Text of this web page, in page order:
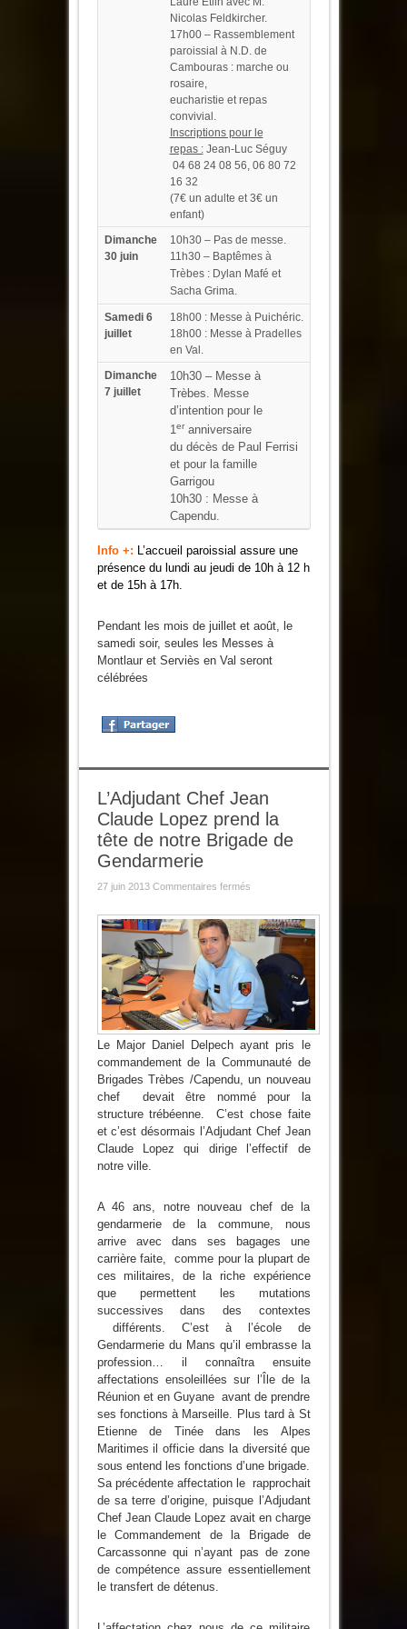
Nicolas Feldkircher.
17h00 – Rassemblement
paroissial à N.D. de
Cambouras : marche ou
rosaire,
eucharistie et repas
convivial.
Inscriptions pour le
repas :Jean-Luc Séguy
04 68 24 08 56, 06 80 72
16 32
(7€ un adulte et 3€ un
enfant)
Dimanche
30 juin
10h30 – Pas de messe.
11h30 – Baptêmes à
Trèbes : Dylan Mafé et
Sacha Grima.
Samedi 6
juillet
18h00 : Messe à Puichéric.
18h00 : Messe à Pradelles
en Val.
Dimanche
7 juillet
10h30 – Messe à
Trèbes. Messe
d’intention pour le
1eranniversaire
du décès de Paul Ferrisi
et pour la famille
Garrigou
10h30 : Messe à
Capendu.
Info +: L’accueil paroissial assure une
présence du lundi au jeudi de 10h à 12 h
et de 15h à 17h.
Pendant les mois de juillet et août, le
samedi soir, seules les Messes à
Montlaur et Serviès en Val seront
célébrées
L’Adjudant Chef Jean
Claude Lopez prend la
tête de notre Brigade de
Gendarmerie
27 juin 2013 Commentaires ferméssur
Jean
Claude
Lopez
prend
la
tête
de
notre
Brigade
de
Gendarmerie
Le Major Daniel Delpech ayant pris le
commandement de la Communauté de
Brigades Trèbes /Capendu, un nouveau
chef devait être nommé pour la
structure trébéenne. C’est chose faite
et c’est désormais l’Adjudant Chef Jean
Claude Lopez qui dirige l’effectif de
notre ville.
A 46 ans, notre nouveau chef de la
gendarmerie de la commune, nous
arrive avec dans ses bagages une
carrière faite, comme pour la plupart de
ces militaires, de la riche expérience
que permettent les mutations
successives dans des contextes
différents. C’est à l’école de
Gendarmerie du Mans qu’il embrasse la
profession… il connaîtra ensuite
affectations ensoleillées sur l’Île de la
Réunion et en Guyane avant de prendre
ses fonctions à Marseille. Plus tard à St
Etienne de Tinée dans les Alpes
Maritimes il officie dans la diversité que
sous entend les fonctions d’une brigade.
Sa précédente affectation le rapprochait
de sa terre d’origine, puisque l’Adjudant
Chef Jean Claude Lopez avait en charge
le Commandement de la Brigade de
Carcassonne qui n’ayant pas de zone
de compétence assure essentiellement
le transfert de détenus.